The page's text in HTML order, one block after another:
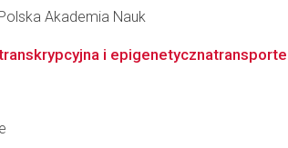
Akademia Nauk
i